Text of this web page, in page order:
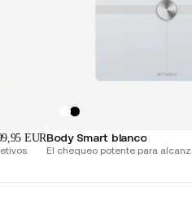
EURBody Smart blanco
El chequeo potente para